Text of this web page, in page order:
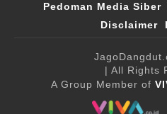
Pedoman Media Siber
Disclaimer
| All Rights
A Group Member of